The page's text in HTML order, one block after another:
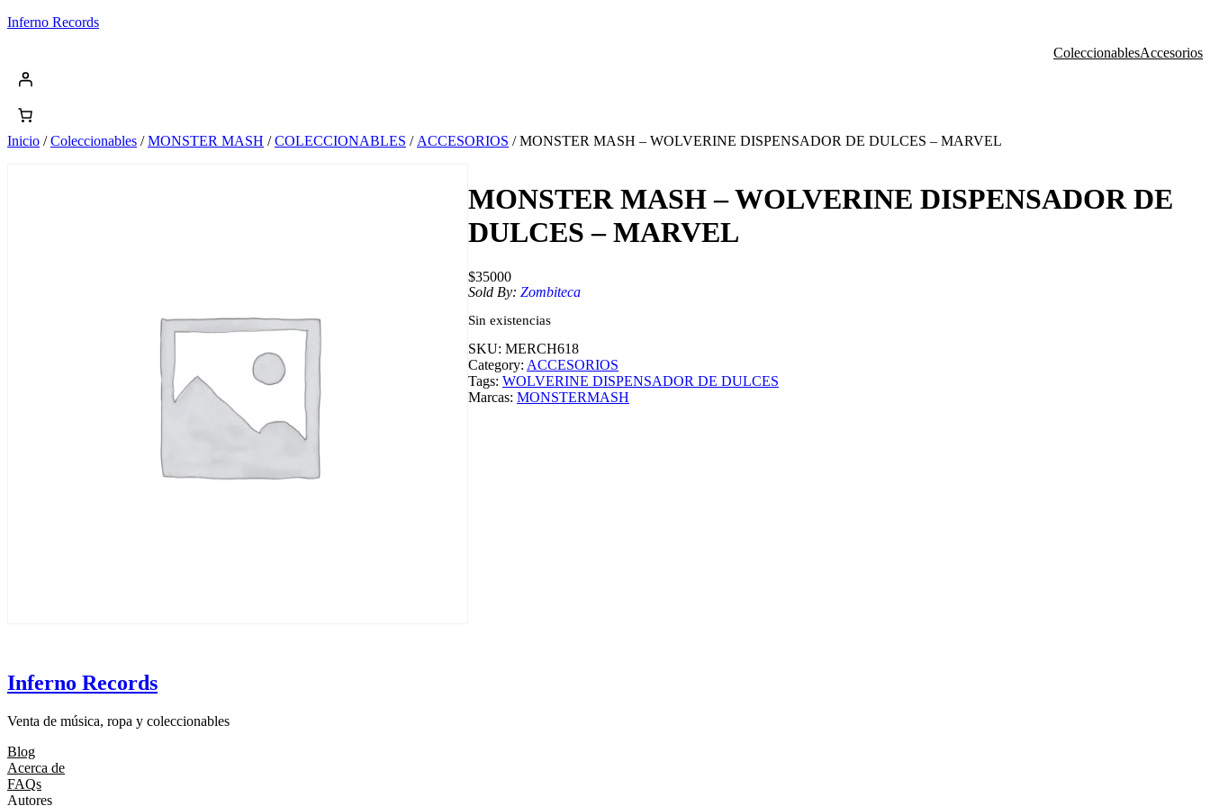
Saltar
Inferno Records
ColeccionablesAccesorios
Inicio /Coleccionables /MONSTER MASH /COLECCIONABLES / ACCESORIOS / MONSTER MASH – WOLVERINE DISPENSADOR DE DULCES – MARVEL
MONSTER MASH – WOLVERINE DISPENSADOR DE
DULCES – MARVEL
$35000
Sold By: Zombiteca
Sin existencias
SKU: MERCH618
Category: ACCESORIOS
Tags: WOLVERINE DISPENSADOR DE DULCES
Marcas: MONSTERMASH
Inferno Records
Venta de música, ropa y coleccionables
Blog
Acerca de
FAQs
Autores